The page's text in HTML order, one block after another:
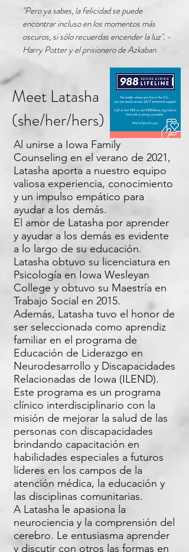
"Pero ya sabes, la felicidad se puede
encontrar incluso en los momentos más
oscuros, si sólo recuerdas encender la luz". -
Harry Potter y el prisionero de Azkaban
Meet Latasha
(she/her/hers)
Al unirse a Iowa Family
Counseling en el verano de 2021,
Latasha aporta a nuestro equipo
valiosa experiencia, conocimiento
y un impulso empático para
ayudar a los demás.
El amor de Latasha por aprender
y ayudar a los demás es evidente
a lo largo de su educación.
Latasha obtuvo su licenciatura en
Psicología en Iowa Wesleyan
College y obtuvo su Maestría en
Trabajo Social en 2015.
Además, Latasha tuvo el honor de
ser seleccionada como aprendiz
familiar en el programa de
Educación de Liderazgo en
Neurodesarrollo y Discapacidades
Relacionadas de Iowa (ILEND).
Este programa es un programa
clínico interdisciplinario con la
misión de mejorar la salud de las
personas con discapacidades
brindando capacitación en
habilidades especiales a futuros
líderes en los campos de la
atención médica, la educación y
las disciplinas comunitarias.
A Latasha le apasiona la
neurociencia y la comprensión del
cerebro. Le entusiasma aprender
y discutir con otros las formas en